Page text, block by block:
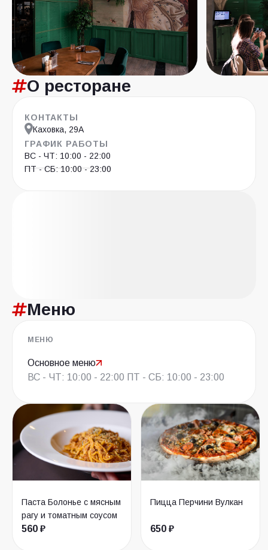
О ресторане
КОНТАКТЫ
Каховка, 29А
ГРАФИК РАБОТЫ
ВС - ЧТ: 10:00 - 22:00
ПТ - СБ: 10:00 - 23:00
Меню
МЕНЮ
Основное меню
ВС - ЧТ: 10:00 - 22:00 ПТ - СБ: 10:00 - 23:00
Паста Болонье с мясным
рагу и томатным соусом
560 ₽
Пицца Перчини Вулкан
650 ₽